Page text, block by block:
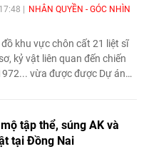
NHÂN QUYỀN - GÓC NHÌN
khu vực chôn cất 21 liệt sĩ
kỷ vật liên quan đến chiến
vừa được được Dự án
chiếu ADN trong Chiến
tập thể, súng AK và
tại Đồng Nai